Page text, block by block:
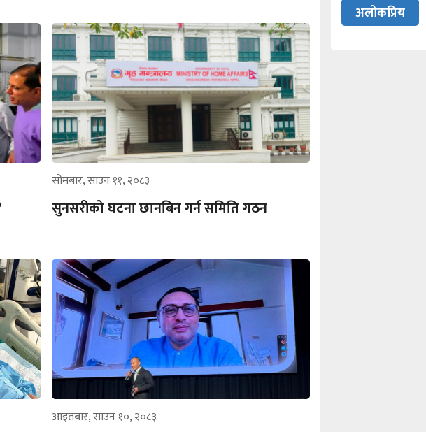
सोमबार, साउन ११, २०८३
सुनसरीको घटना छानबिन गर्न समिति गठन
आइतबार, साउन १०, २०८३
अलोकप्रिय